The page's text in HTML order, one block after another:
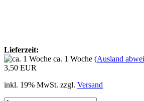
Lieferzeit:
ca. 1 Woche (Ausland
3,50 EUR
inkl. 19% MwSt. zzgl. Versand